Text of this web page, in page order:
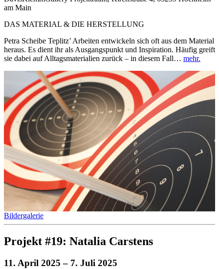
am Main
DAS MATERIAL & DIE HERSTELLUNG
Petra Scheibe Teplitz’ Arbeiten entwickeln sich oft aus dem Material
heraus. Es dient ihr als Ausgangspunkt und Inspiration. Häufig greift
sie dabei auf Alltagsmaterialien zurück – in diesem Fall… mehr.
Bildergalerie
Projekt #19: Natalia Carstens
11. April 2025 – 7. Juli 2025